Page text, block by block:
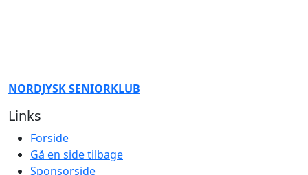
NORDJYSK SENIORKLUB
Links
Forside
Gå en side tilbage
Sponsorside